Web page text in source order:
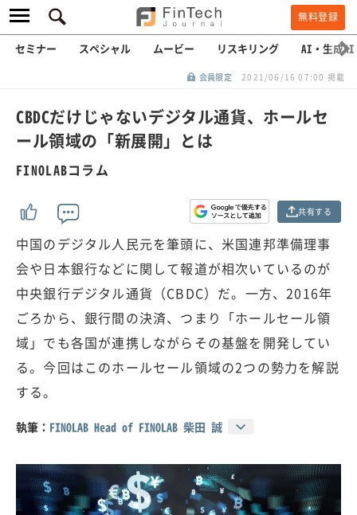
無料登録
セミナー スペシャル ムービー リスキリング AI・生成AI
会員限定 2021/06/16 07:00 掲載
CBDCだけじゃないデジタル通貨、ホールセ
ール領域の「新展開」とは
FINOLABコラム
共有する
中国のデジタル人民元を筆頭に、米国連邦準備理事
会や日本銀行などに関して報道が相次いているのが
中央銀行デジタル通貨（CBDC）だ。一方、2016年
ごろから、銀行間の決済、つまり「ホールセール領
域」でも各国が連携しながらその基盤を開発してい
る。今回はこのホールセール領域の2つの勢力を解説
する。
執筆： FINOLAB Head of FINOLAB 柴田 誠